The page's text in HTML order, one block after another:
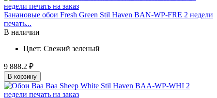
Банановые обои Fresh Green Stil Haven BAN-WP-FRE 2 недели
печать...
В наличии
Цвет: Свежий зеленый
9 888.2 ₽
В корзину